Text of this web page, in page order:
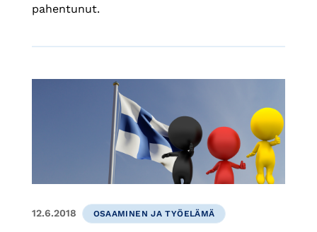
pahentunut.
12.6.2018 OSAAMINEN JA TYÖELÄMÄ